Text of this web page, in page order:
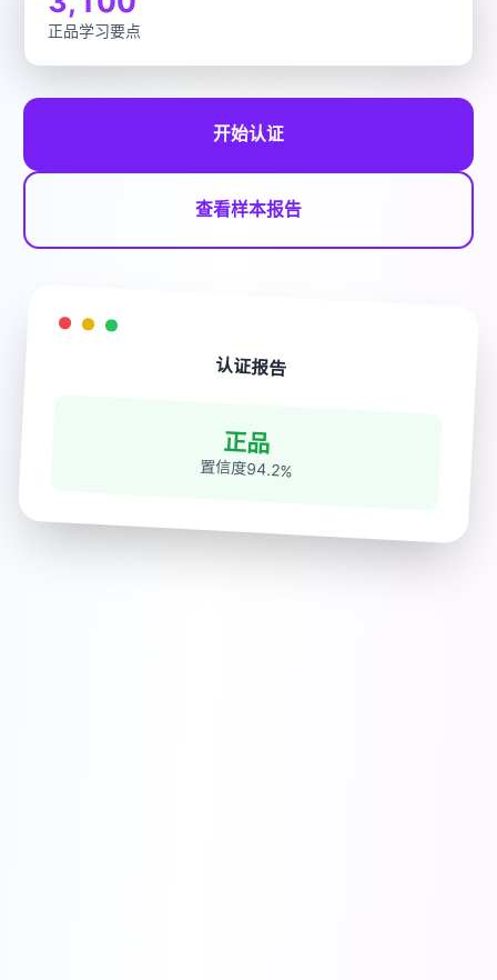
正品学习要点
开始认证
查看样本报告
认证报告
正品
置信度94.2%